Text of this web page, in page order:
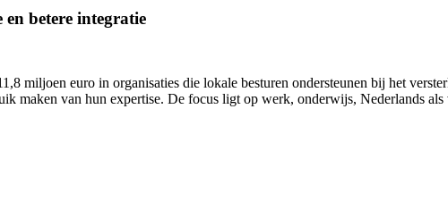
en betere integratie
miljoen euro in organisaties die lokale besturen ondersteunen bij het
maken van hun expertise. De focus ligt op werk, onderwijs, Nederlands